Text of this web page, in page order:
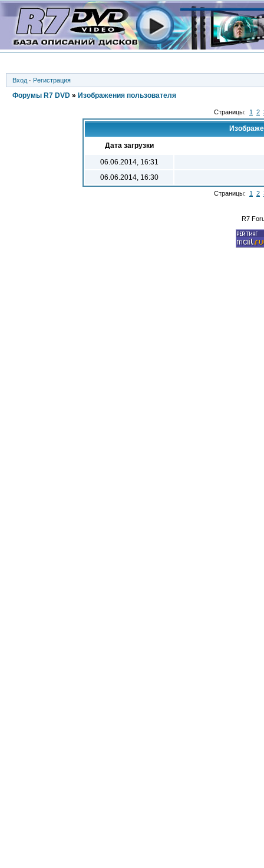
Вход · Регистрация
Форумы R7 DVD » Изображения пользователя
Страницы: 1 2
Дата загрузки
06.06.2014, 16:31
06.06.2014, 16:30
Страницы: 1 2
R7